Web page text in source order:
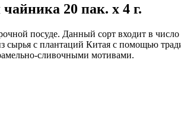
20 пак. x 4 г.
посуде. Данный сорт входит в
с плантаций Китая с помощью
сливочными мотивами.